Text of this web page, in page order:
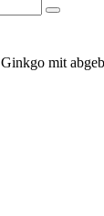
Ginkgo mit